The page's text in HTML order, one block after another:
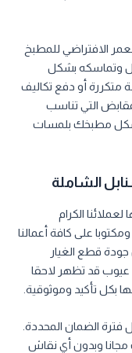
الافتراضي للمطبخ
وتماسكه بشكل
متكررة أو دفع تكاليف
التي تناسب
شكل مطبخك بلمسات
الشاملة
الكرام
على كافة أعمالنا
قطع الغيار
عيوب قد تظهر لاحقا
بكل تأكيد وموثوقية.
الضمان المحددة.
وبدون أي نقاش